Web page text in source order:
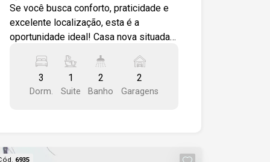
Se você busca conforto, praticidade e
excelente localização, esta é a
oportunidade ideal! Casa nova situada
Santa Rosa, com fácil acesso à Avenida
Ipanema e a apenas 7 minutos do
centro. Detalhes do imóvel: - 3
construção | 150m² de terreno -
3
Dorm.
1
Suite
2
Banho
2
Garagens
6935